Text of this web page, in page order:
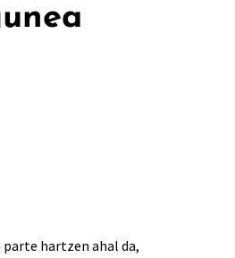
hartzen ahal da,